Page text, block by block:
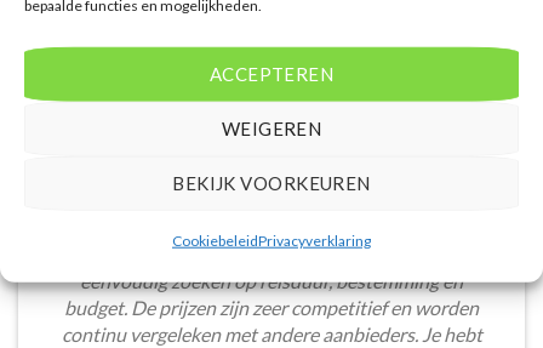
bepaalde functies en mogelijkheden.
ACCEPTEREN
WEIGEREN
BEKIJK VOORKEUREN
CookiebeleidPrivacyverklaring
vakantiebestemmingen. Met handige filters kun je
eenvoudig zoeken op reisduur, bestemming en
budget. De prijzen zijn zeer competitief en worden
continu vergeleken met andere aanbieders. Je hebt